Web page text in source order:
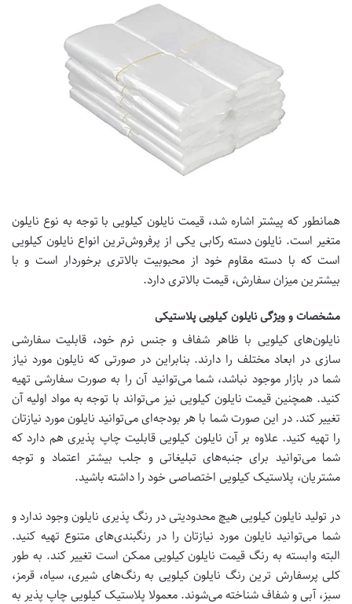
همانطور که پیشتر اشاره شد، قیمت نایلون کیلویی با توجه به نوع نایلون
متغیر است. نایلون دسته رکابی یکی از پرفروش‌ترین انواع نایلون کیلویی
است که با دسته مقاوم خود از محبوبیت بالاتری برخوردار است و با
بیشترین میزان سفارش، قیمت بالاتری دارد.
مشخصات و ویژگی نایلون کیلویی پلاستیکی
نایلون‌های کیلویی با ظاهر شفاف و جنس نرم خود، قابلیت سفارشی
سازی در ابعاد مختلف را دارند. بنابراین در صورتی که نایلون مورد نیاز
شما در بازار موجود نباشد، شما می‌توانید آن را به صورت سفارشی تهیه
کنید. همچنین قیمت نایلون کیلویی نیز می‌تواند با توجه به مواد اولیه آن
تغییر کند. در این صورت شما با هر بودجه‌ای می‌توانید نایلون مورد نیازتان
را تهیه کنید. علاوه بر آن نایلون کیلویی قابلیت چاپ پذیری هم دارد که
شما می‌توانید برای جنبه‌های تبلیغاتی و جلب بیشتر اعتماد و توجه
مشتریان، پلاستیک کیلویی اختصاصی خود را داشته باشید.
در تولید نایلون کیلویی هیچ محدودیتی در رنگ پذیری نایلون وجود ندارد و
شما می‌توانید نایلون مورد نیازتان را در رنگبندی‌های متنوع تهیه کنید.
البته وابسته به رنگ قیمت نایلون کیلویی ممکن است تغییر کند. به طور
کلی پرسفارش ترین رنگ نایلون کیلویی به رنگ‌های شیری، سیاه، قرمز،
سبز، آبی و شفاف شناخته می‌شوند. معمولا پلاستیک‌ کیلویی چاپ پذیر به